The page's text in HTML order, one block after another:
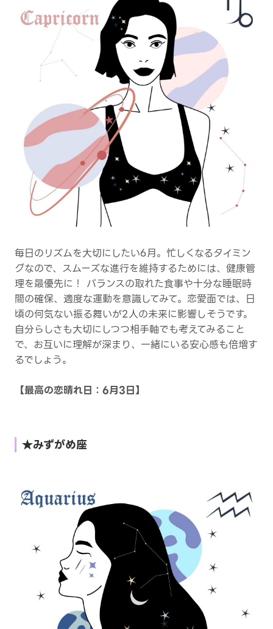
毎日のリズムを大切にしたい6月。忙しくなるタイミン
グなので、スムーズな進行を維持するためには、健康管
理を最優先に！ バランスの取れた食事や十分な睡眠時
間の確保、適度な運動を意識してみて。恋愛面では、日
頃の何気ない振る舞いが2人の未来に影響しそうです。
自分らしさも大切にしつつ相手軸でも考えてみること
で、お互いに理解が深まり、一緒にいる安心感も倍増す
るでしょう。
【最高の恋晴れ日：6月3日】
★みずがめ座